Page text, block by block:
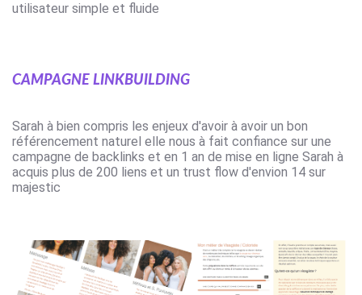
utilisateur simple et fluide
Campagne linkbuilding
Sarah à bien compris les enjeux d'avoir à avoir un bon
référencement naturel elle nous à fait confiance sur une
campagne de backlinks et en 1 an de mise en ligne Sarah à
acquis plus de 200 liens et un trust flow d'envion 14 sur
majestic